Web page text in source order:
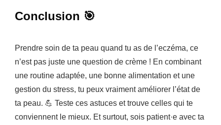
Conclusion 🎯
Prendre soin de ta peau quand tu as de l’eczéma, ce
n’est pas juste une question de crème ! En combinant
une routine adaptée, une bonne alimentation et une
gestion du stress, tu peux vraiment améliorer l’état de
ta peau. 💪 Teste ces astuces et trouve celles qui te
conviennent le mieux. Et surtout, sois patient·e avec ta